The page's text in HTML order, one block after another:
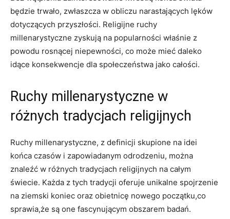
będzie trwało, zwłaszcza w obliczu narastających lęków‌
dotyczących przyszłości. Religijne ruchy
millenarystyczne zyskują na popularności właśnie z
powodu‍ rosnącej niepewności, co ⁢może mieć daleko
⁣idące konsekwencje dla społeczeństwa ‍jako całości.
Ruchy millenarystyczne w
różnych tradycjach religijnych
Ruchy millenarystyczne, ⁤z definicji skupione na idei
końca czasów i ⁣zapowiadanym odrodzeniu,⁤ można
znaleźć​ w ​różnych​ tradycjach religijnych na całym
świecie. Każda ⁤z tych tradycji oferuje unikalne spojrzenie
na ziemski koniec oraz obietnicę ​nowego początku,co
sprawia,że⁢ są one fascynującym obszarem badań.